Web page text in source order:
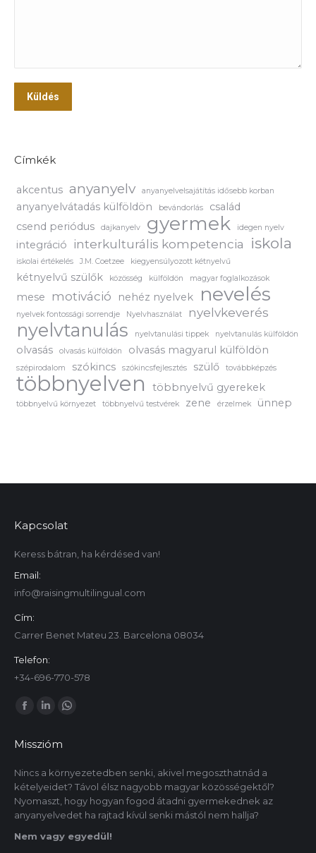
Küldés
Címkék
akcentus anyanyelv anyanyelvelsajátítás idősebb korban
anyanyelvátadás külföldön bevándorlás
család
csend periódus
dajkanyelv gyermek idegen nyelv
integráció interkulturális kompetencia iskola
iskolai értékelés J.M. Coetzee kiegyensúlyozott kétnyelvű
kétnyelvű szülők közösség külföldön magyar foglalkozások
mese motiváció nehéz nyelvek nevelés
nyelvek fontossági sorrendje Nyelvhasználat nyelvkeverés
nyelvtanulás nyelvtanulási tippek nyelvtanulás külföldön
olvasás olvasás külföldön olvasás magyarul külföldön
szépirodalom szókincs szókincsfejlesztés szülő továbbképzés
többnyelven többnyelvű gyerekek
többnyelvű környezet többnyelvű testvérek zene érzelmek ünnep
Kapcsolat
Keress bátran, ha kérdésed van!
Email:
info@raisingmultilingual.com
Cím:
Carrer Benet Mateu 23. Barcelona 08034
Telefon:
+34-696-770-578
Itt is megtalálsz minket:
Facebook
új
ablakban
nyílik
meg.
Linkedin
új
ablakban
nyílik
meg.
Whatsapp
ablakban
nyílik
meg.
Misszióm
Nincs a környezetedben senki, akivel megoszthatnád a
kételyeidet? Távol élsz nagyobb magyar közösségektől?
Nyomaszt, hogy hogyan fogod átadni gyermekednek az
anyanyelvedet ha rajtad kívül senki mástól nem hallja?
Nem vagy egyedül!